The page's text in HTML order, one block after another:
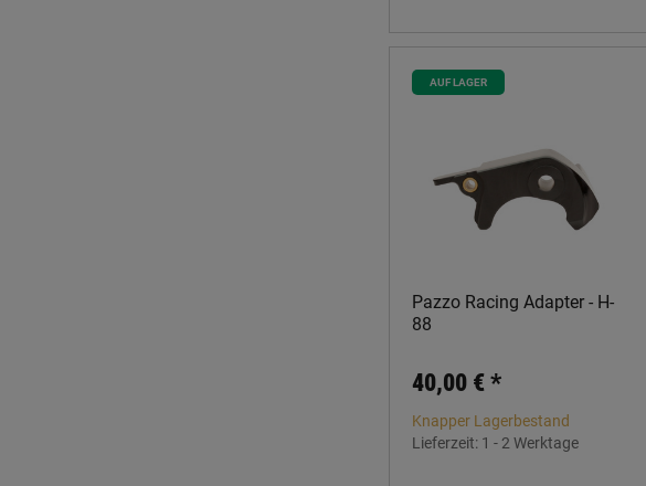
AUF LAGER
Pazzo Racing Adapter - H-
88
40,00 €*
Knapper Lagerbestand
Lieferzeit: 1 - 2 Werktage